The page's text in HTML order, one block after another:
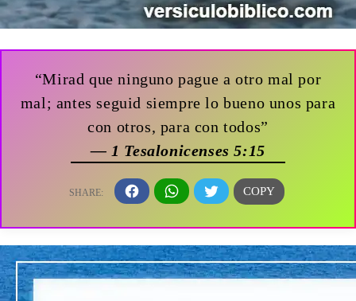
“Mirad que ninguno pague a otro mal por
mal; antes seguid siempre lo bueno unos para
con otros, para con todos”
— 1 Tesalonicenses 5:15